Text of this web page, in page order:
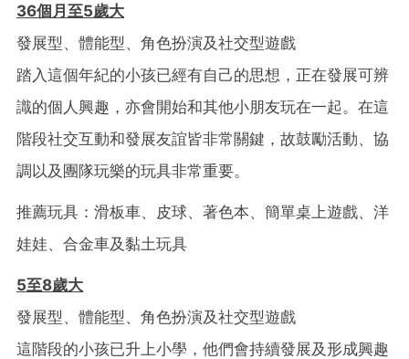
36個月至5歲大
發展型、體能型、角色扮演及社交型遊戲
踏入這個年紀的小孩已經有自己的思想，正在發展可辨
識的個人興趣，亦會開始和其他小朋友玩在一起。在這
階段社交互動和發展友誼皆非常關鍵，故鼓勵活動、協
調以及團隊玩樂的玩具非常重要。
推薦玩具：滑板車、皮球、著色本、簡單桌上遊戲、洋
娃娃、合金車及黏土玩具
5至8歲大
發展型、體能型、角色扮演及社交型遊戲
這階段的小孩已升上小學，他們會持續發展及形成興趣